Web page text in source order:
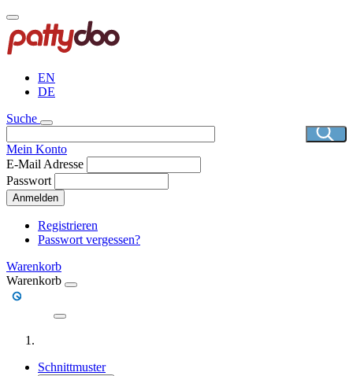
Direkt
zum
Inhalt
EN
DE
Suche
Mein Konto
E-Mail Adresse
Passwort
Anmelden
Registrieren
Passwort vergessen?
Warenkorb
Warenkorb
Schnittmuster